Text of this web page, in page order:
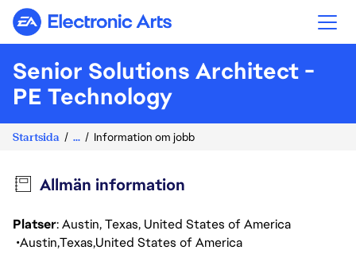
Electronic Arts
Senior Solutions Architect -
PE Technology
Startsida ... Information om jobb
Allmän information
Platser: Austin, Texas, United States of America
AustinTexas United States of America